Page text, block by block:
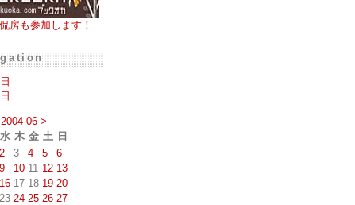
房も参加します！
2004-06 >
水 木 金 土 日
2 3 4 5
6
9 10 11 12 13
16 17 18 19 20
23 24 25 26 27